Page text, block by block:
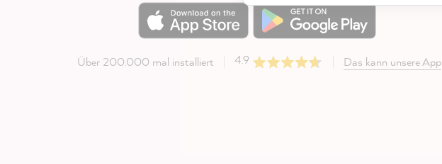
Über 200.000 mal installiert 4.9 Das kann unsere App